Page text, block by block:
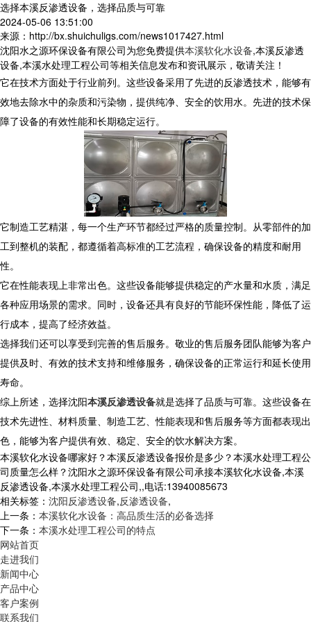
选择本溪反渗透设备，选择品质与可靠
2024-05-06 13:51:00
来源：http://bx.shuichuligs.com/news1017427.html
沈阳水之源环保设备有限公司为您免费提供本溪软化水设备,本溪反渗透
设备,本溪水处理工程公司等相关信息发布和资讯展示，敬请关注！
它在技术方面处于行业前列。这些设备采用了先进的反渗透技术，能够有
效地去除水中的杂质和污染物，提供纯净、安全的饮用水。先进的技术保
障了设备的有效性能和长期稳定运行。
它制造工艺精湛，每一个生产环节都经过严格的质量控制。从零部件的加
工到整机的装配，都遵循着高标准的工艺流程，确保设备的精度和耐用
性。
它在性能表现上非常出色。这些设备能够提供稳定的产水量和水质，满足
各种应用场景的需求。同时，设备还具有良好的节能环保性能，降低了运
行成本，提高了经济效益。
选择我们还可以享受到完善的售后服务。敬业的售后服务团队能够为客户
提供及时、有效的技术支持和维修服务，确保设备的正常运行和延长使用
寿命。
综上所述，选择沈阳本溪反渗透设备就是选择了品质与可靠。这些设备在
技术先进性、材料质量、制造工艺、性能表现和售后服务等方面都表现出
色，能够为客户提供有效、稳定、安全的饮水解决方案。
本溪软化水设备哪家好？本溪反渗透设备报价是多少？本溪水处理工程公
司质量怎么样？沈阳水之源环保设备有限公司承接本溪软化水设备,本溪
反渗透设备,本溪水处理工程公司,,电话:13940085673
相关标签： 沈阳反渗透设备,反渗透设备,
上一条： 本溪软化水设备：高品质生活的必备选择
下一条： 本溪水处理工程公司的特点
网站首页
走进我们
新闻中心
产品中心
客户案例
联系我们